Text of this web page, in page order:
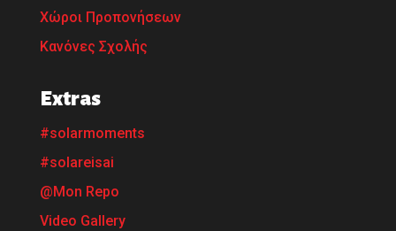
Χώροι Προπονήσεων
Κανόνες Σχολής
Extras
#solarmoments
#solareisai
@Mon Repo
Video Gallery